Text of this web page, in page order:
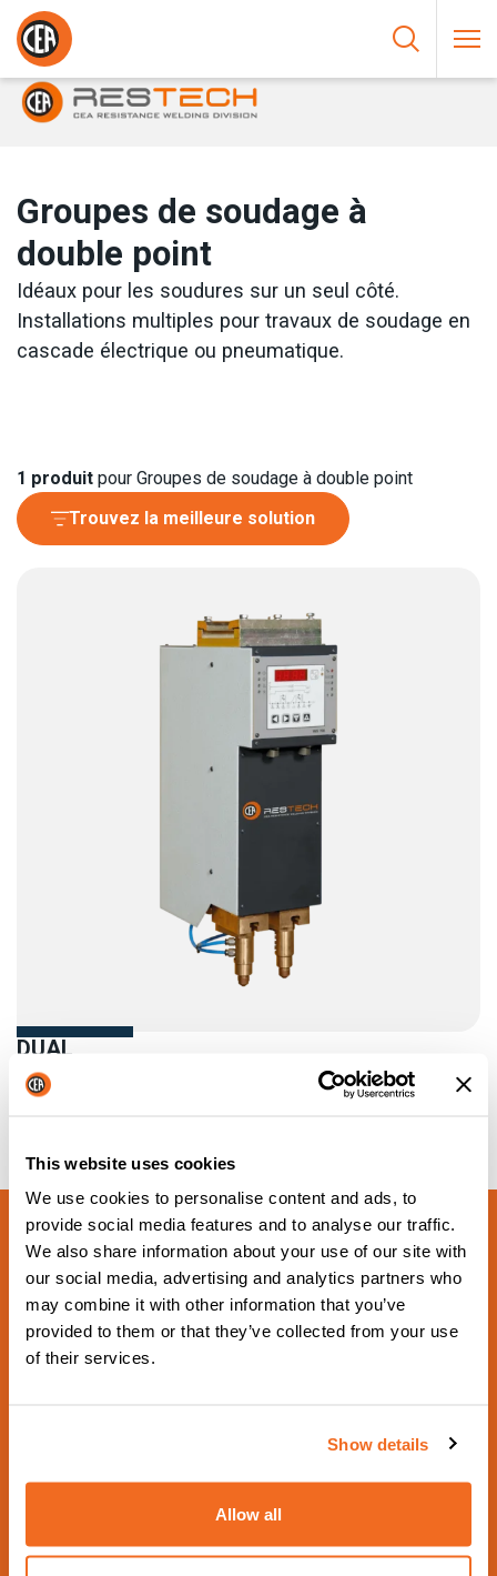
This website uses cookies
We use cookies to personalise content and ads, to
provide social media features and to analyse our traffic.
We also share information about your use of our site with
our social media, advertising and analytics partners who
may combine it with other information that you’ve
provided to them or that they’ve collected from your use
of their services.
Show details
Allow all
Aller au contenu
HOME/
ET PAR BOSSAGES
GROUPES DE SOUDAGE À DOUBLE POINT
Groupes de soudage à
double point
Idéaux pour les soudures sur un seul côté.
Installations multiples pour travaux de soudage en
cascade électrique ou pneumatique.
1 produit pour Groupes de soudage à double point
Trouvez la meilleure solution
DUAL
S’ASSURER QUE LES SYSTÈMES DE SOUDAGE
MULTIPOINTS PEUVENT ÊTRE FACILEMENT MIS EN
Schweissen & Schneiden
2029
De 17 Septembre 2029 à 21 Septembre 2029 - Hall
5 Booth 5G18 -